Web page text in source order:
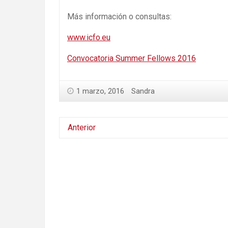
Más información o consultas:
www.icfo.eu
Convocatoria Summer Fellows 2016
1 marzo, 2016 Sandra
Anterior